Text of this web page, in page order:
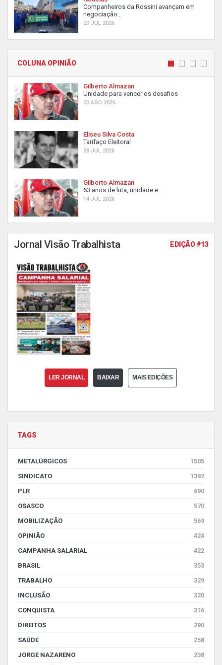
Companheiros da Rossini avançam em
negociação...
29 JUL 2026
COLUNA OPINIÃO
Gilberto Almazan
Unidade para vencer os desafios
03 AGO 2026
Eliseu Silva Costa
Tarifaço Eleitoral
28 JUL 2026
Gilberto Almazan
63 anos de luta, unidade e...
14 JUL 2026
Jornal Visão Trabalhista EDIÇÃO #13
LER JORNAL BAIXAR MAIS EDIÇÕES
TAGS
METALÚRGICOS
1505
SINDICATO
1392
PLR
690
OSASCO
570
MOBILIZAÇÃO
569
OPINIÃO
424
CAMPANHA SALARIAL
422
BRASIL
353
TRABALHO
329
INCLUSÃO
320
CONQUISTA
316
DIREITOS
290
SAÚDE
258
JORGE NAZARENO
238